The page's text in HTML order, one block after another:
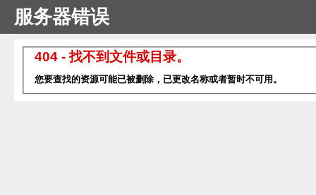
服务器错误
404 - 找不到文件或目录。
您要查找的资源可能已被删除，已更改名称或者暂时不可用。